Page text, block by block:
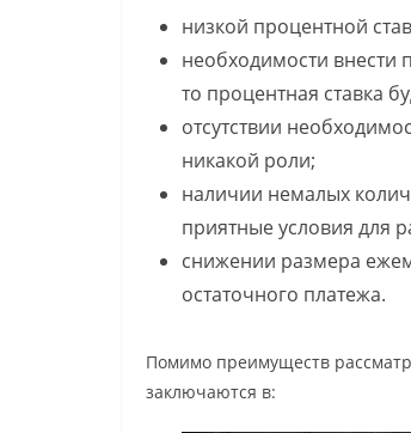
низкой процентной
необходимости внести
то процентная ставка
отсутствии
никакой роли;
наличии немалых
приятные условия для
снижении размера
остаточного платежа.
Помимо преимуществ
заключаются в: